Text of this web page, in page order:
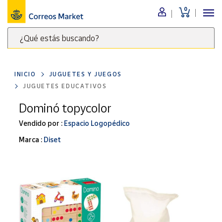
0
¿Qué estás buscando?
clave
para
buscar
productos
Correos
Menú
Nuestro
catálogo
Alimentación
Ocio y cultura
Juguetes y
juegos
y regalos
Tienda de
Correos
INICIO
JUGUETES Y JUEGOS
JUGUETES EDUCATIVOS
Dominó topycolor
Vendido por : Espacio Logopédico
Marca : Diset